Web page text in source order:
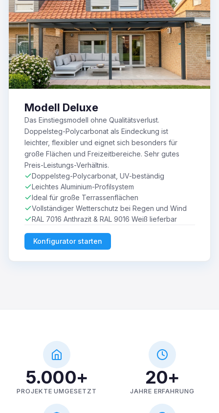
Modell Deluxe
Das Einstiegsmodell ohne Qualitätsverlust.
Doppelsteg-Polycarbonat als Eindeckung ist
leichter, flexibler und eignet sich besonders für
große Flächen und Freizeitbereiche. Sehr gutes
Preis-Leistungs-Verhältnis.
Doppelsteg-Polycarbonat, UV-beständig
Leichtes Aluminium-Profilsystem
Ideal für große Terrassenflächen
Vollständiger Wetterschutz bei Regen und Wind
RAL 7016 Anthrazit & RAL 9016 Weiß lieferbar
Konfigurator starten
5.000+
PROJEKTE UMGESETZT
20+
JAHRE ERFAHRUNG